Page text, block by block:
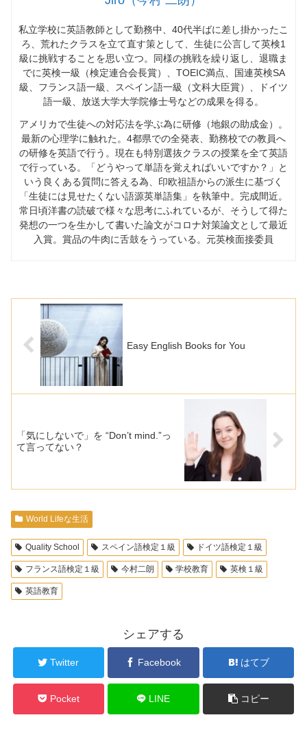
私立学校に英語教師として勤務中、 40代半ばに差し掛かったこ
ろ、荒れたクラスを立て直す策として、生徒に公言して英検1
級に挑戦することを思い立つ。同様の挑戦を繰り返し、退職ま
でに英検一級（検定連合会長賞）、 TOEIC満点、国連英検SA
級、フランス語一級、スペイン語一級（文科大臣賞）、ドイツ
語一級、放送大学大学院修士号などの成果を得る。
アメリカで生徒への対応法を学ぶ為に研修（地銀の助成金）。
最新の心理学に触れた。 4都県での全発表、勤務校での教員へ
の研修を英語で行う。現在も特別選抜クラスの授業を全て英語
で行っている。「どうやって単語を覚えればいいですか？」と
いう良くある質問に答える為、印欧祖語からの派生に基づく
「生徒には見せたくない語源英単語集」を執筆中。完成間近。
常日頃洋書の読破で様々な思考にふれているが、そうして得た
発想の一つを生かして書いた論文がコロナ対策論文として最近
入賞。賞品の牛肉に舌鼓をうっている。元英検面接委員
Easy English Books for You
「気にしないで」を “Don’t mind.”っ
て言ってない？
World Lifeな生活
Quality School スペイン語検定１級 ドイツ語検定１級
フランス語検定１級 今村二朗 学校教育 英検１級
英語教育
シェアする
Twitter Facebook はてブ
Pocket LINE コピー